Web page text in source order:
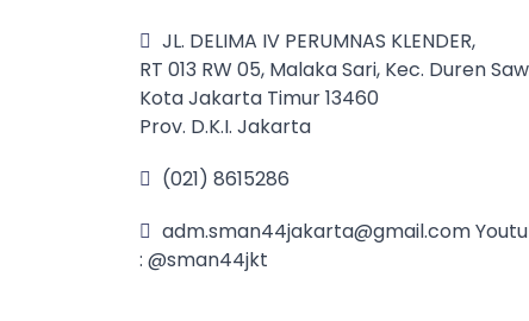
JL. DELIMA IV PERUMNAS KLENDER,
RT 013 RW 05, Malaka Sari, Kec. Duren
Kota Jakarta Timur 13460
Prov. D.K.I. Jakarta
(021) 8615286
adm.sman44jakarta@gmail.com
: @sman44jkt